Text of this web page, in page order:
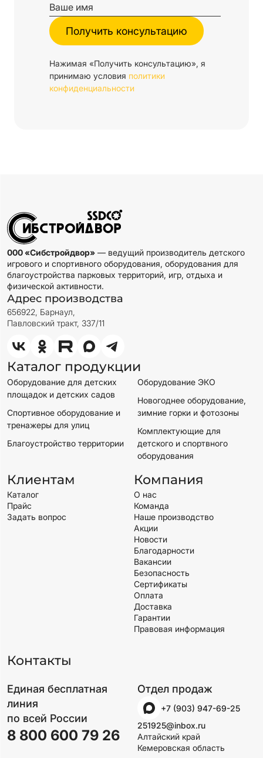
Нажимая «Получить консультацию», я
принимаю условия политики
конфиденциальности
000 «Сибстройдвор» — ведущий производитель детского
игрового и спортивного оборудования, оборудования для
благоустройства парковых территорий, игр, отдыха и
физической активности.
Адрес производства
656922, Барнаул,
Павловский тракт, 337/11
Каталог продукции
Оборудование для детских
площадок и детских садов
Спортивное оборудование и
тренажеры для улиц
Благоустройство территории
Оборудование ЭКО
Новогоднее оборудование,
зимние горки и фотозоны
Комплектующие для
детского и спортвного
оборудования
Клиентам
Каталог
Прайс
Задать вопрос
Компания
О нас
Команда
Наше производство
Акции
Новости
Благодарности
Вакансии
Безопасность
Сертификаты
Оплата
Доставка
Гарантии
Правовая информация
Контакты
Единая бесплатная
линия
по всей России
8 800 600 79 26
Отдел продаж
+7 (903) 947-69-25
251925@inbox.ru
Алтайский край
Кемеровская область